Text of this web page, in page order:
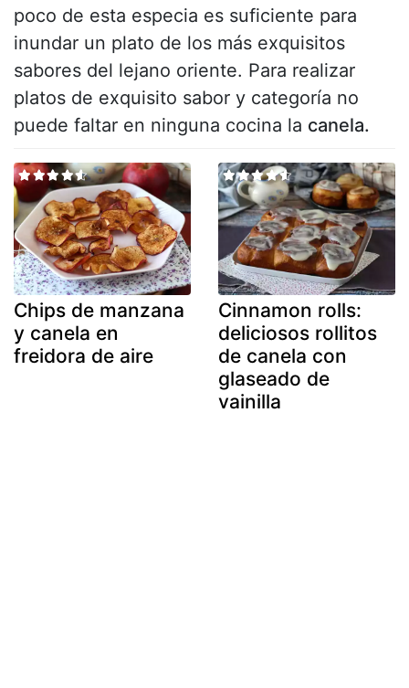
poco de esta especia es suficiente para
inundar un plato de los más exquisitos
sabores del lejano oriente. Para realizar
platos de exquisito sabor y categoría no
puede faltar en ninguna cocina la canela.
Chips de manzana
y canela en
freidora de aire
Cinnamon rolls:
deliciosos rollitos
de canela con
glaseado de
vainilla